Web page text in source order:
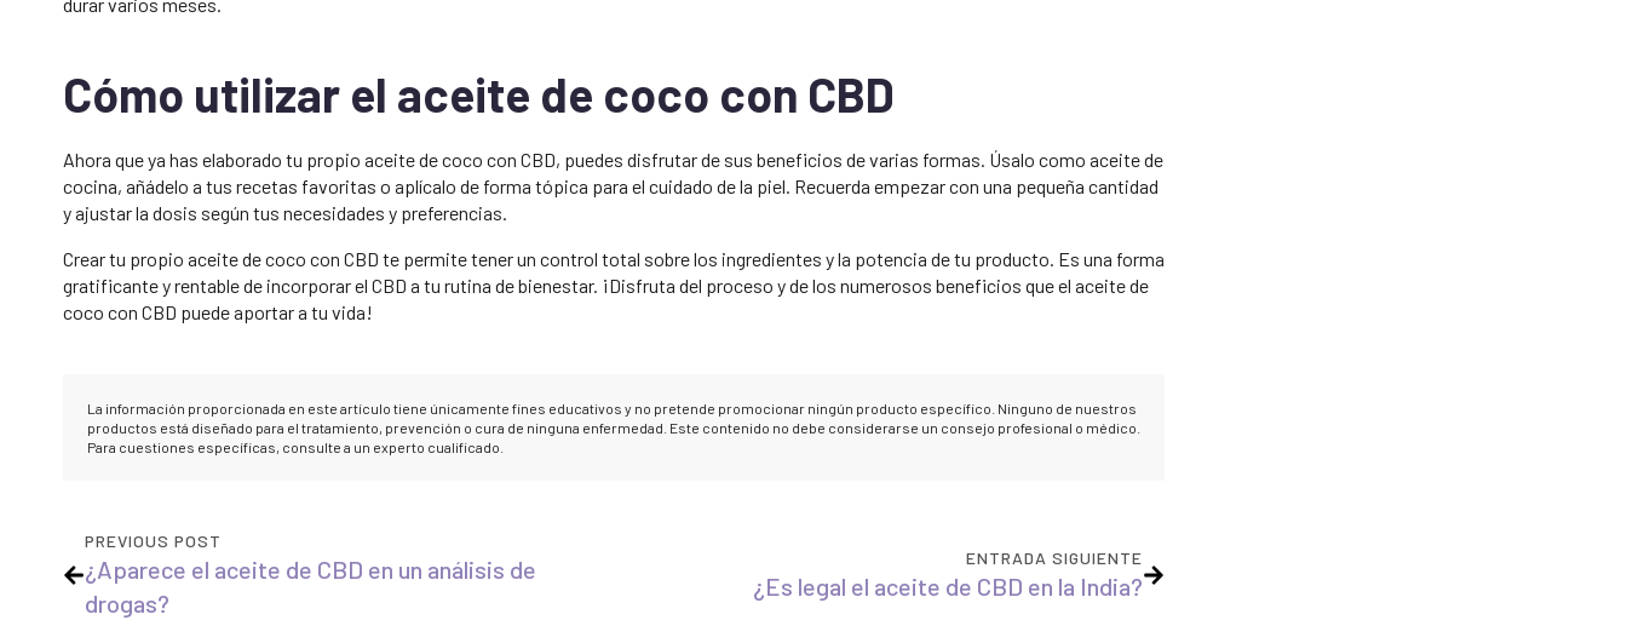
Cómo utilizar el aceite de coco con CBD
Ahora que ya has elaborado tu propio aceite de coco con CBD, puedes disfrutar de sus beneficios de varias formas. Úsalo como aceite de
cocina, añádelo a tus recetas favoritas o aplícalo de forma tópica para el cuidado de la piel. Recuerda empezar con una pequeña cantidad
y ajustar la dosis según tus necesidades y preferencias.
Crear tu propio aceite de coco con CBD te permite tener un control total sobre los ingredientes y la potencia de tu producto. Es una forma
gratificante y rentable de incorporar el CBD a tu rutina de bienestar. ¡Disfruta del proceso y de los numerosos beneficios que el aceite de
coco con CBD puede aportar a tu vida!
La información proporcionada en este artículo tiene únicamente fines educativos y no pretende promocionar ningún producto específico. Ninguno de nuestros
productos está diseñado para el tratamiento, prevención o cura de ninguna enfermedad. Este contenido no debe considerarse un consejo profesional o médico.
Para cuestiones específicas, consulte a un experto cualificado.
PREVIOUS POST
¿Aparece el aceite de CBD en un análisis de
drogas?
ENTRADA SIGUIENTE
¿Es legal el aceite de CBD en la India?